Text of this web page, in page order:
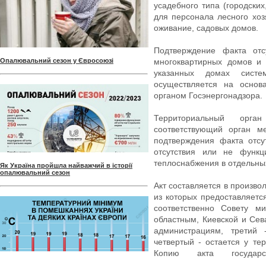
Опалювальний сезон у Євросоюзі
Як Україна пройшла найважчий в історії
опалювальний сезон
усадебного типа
для персонала лесного
оживание, садовых домов.
Подтверждение факта
многоквартирных домов
указанных домах
осуществляется на
органом Госэнергонадзора.
Территориальный
соответствующий орган
подтверждения факта
отсутствия или не
теплоснабжения в
Акт составляется в
из которых
соответственно Совету
областным, Киевской и
администрациям,
четвертый - остается у
Копию акта